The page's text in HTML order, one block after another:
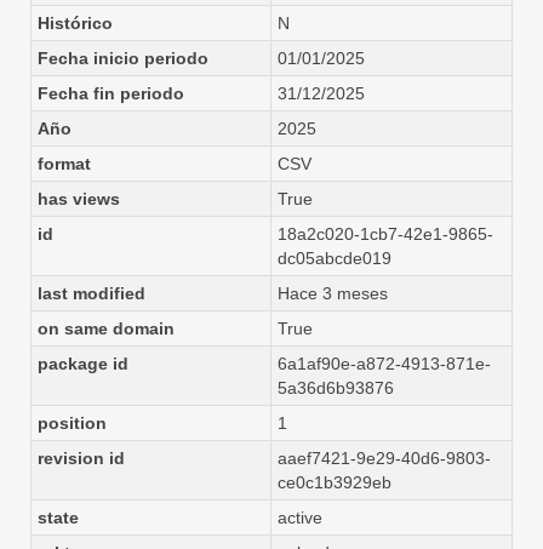
Histórico
N
Fecha inicio periodo
01/01/2025
Fecha fin periodo
31/12/2025
Año
2025
format
CSV
has views
True
id
18a2c020-1cb7-42e1-9865-
dc05abcde019
last modified
Hace 3 meses
on same domain
True
package id
6a1af90e-a872-4913-871e-
5a36d6b93876
position
1
revision id
aaef7421-9e29-40d6-9803-
ce0c1b3929eb
state
active